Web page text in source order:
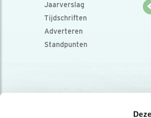
Jaarverslag
Tijdschriften
Adverteren
Standpunten